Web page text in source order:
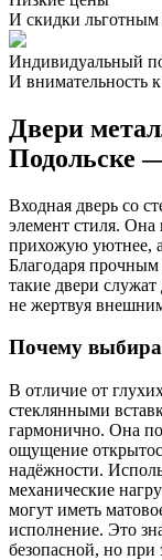
И скидки льготным
Индивидуальный
И внимательность
Двери
Подольске
Входная дверь со
элемент стиля. Она
прихожую уютнее,
Благодаря
такие двери
не жертвуя
Почему
В отличие от
стеклянными
гармонично. Она
ощущение
надёжности.
механические
могут иметь
исполнение. Это
безопасной, но при